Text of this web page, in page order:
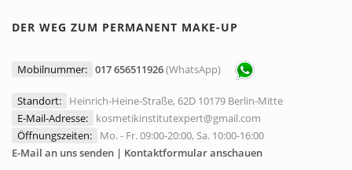
DER WEG ZUM PERMANENT MAKE-UP
Mobilnummer: 017 656511926(WhatsApp)
Standort:
Heinrich-Heine-Straße, 62D 10179 Berlin-Mitte
E-Mail-Adresse:
kosmetikinstitutexpert@gmail.com
Öffnungszeiten:
Mo. - Fr. 09:00-20:00, Sa. 10:00-16:00
E-Mail an uns senden | Kontaktformular anschauen